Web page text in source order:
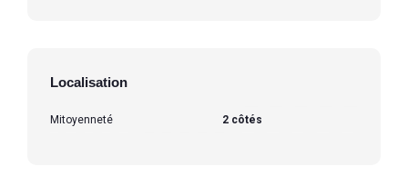
Localisation
Mitoyenneté 2 côtés